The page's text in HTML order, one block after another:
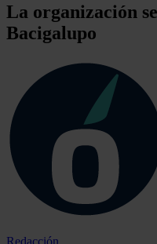
La organización
Bacigalupo
Redacción